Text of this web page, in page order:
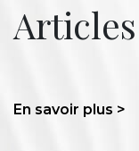
En savoir plus >